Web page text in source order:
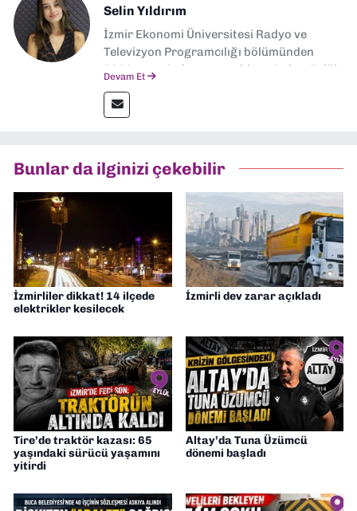
Selin Yıldırım
İzmir Ekonomi Üniversitesi Radyo ve
Televizyon Programcılığı bölümünden
2024 senesinde mezun oldum. Dokuz Eylül
editörlük görevini de üstleniyorum.
Devam Et
Bunlar da ilginizi çekebilir
İzmirliler dikkat! 14 ilçede
elektrikler kesilecek
İzmirli dev zarar açıkladı
Tire’de traktör kazası: 65
yaşındaki sürücü yaşamını
yitirdi
Altay’da Tuna Üzümcü
dönemi başladı